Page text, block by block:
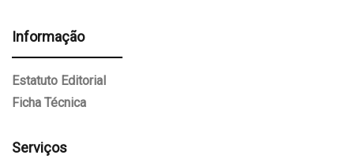
Informação
Estatuto Editorial
Ficha Técnica
Serviços